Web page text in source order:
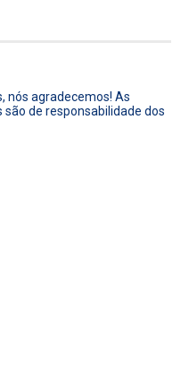
nós agradecemos! As
de responsabilidade dos